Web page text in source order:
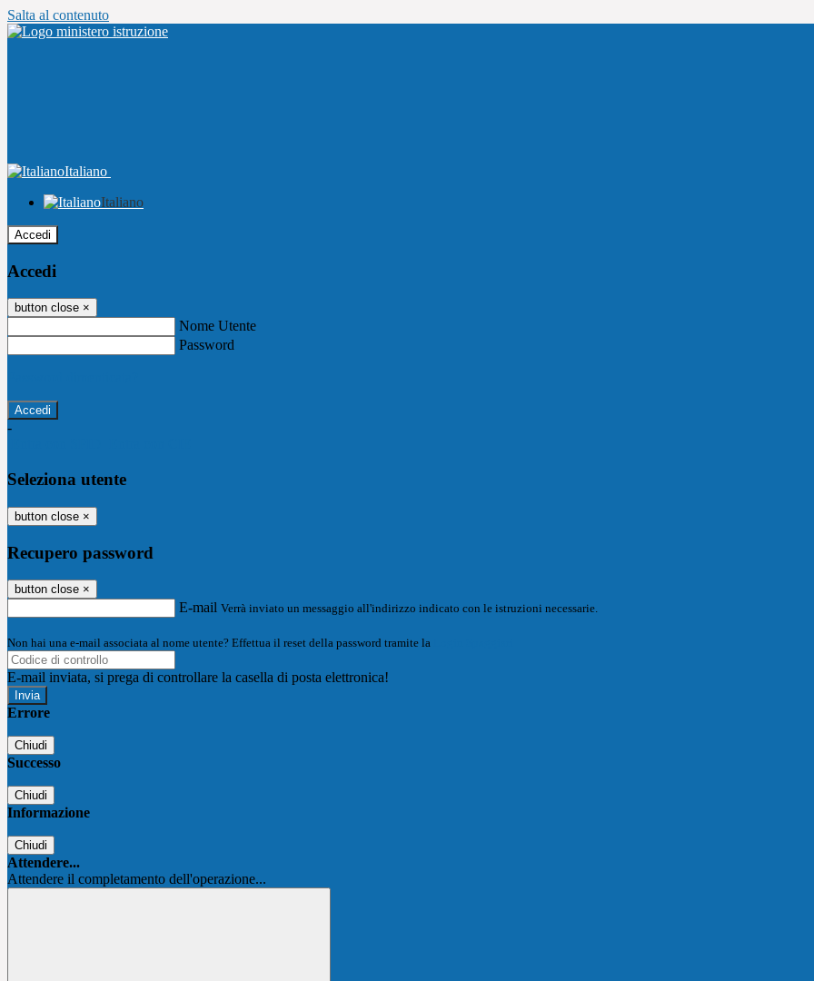
Salta al contenuto
Italiano
Italiano
Accedi
Accedi
button close ×
Nome Utente
Password
-
Seleziona utente
button close ×
Recupero password
button close ×
E-mail Verrà inviato un messaggio all'indirizzo indicato con le istruzioni necessarie.
Non hai una e-mail associata al nome utente? Effettua il reset della password tramite la
E-mail inviata, si prega di controllare la casella di posta elettronica!
Errore
Chiudi
Successo
Chiudi
Informazione
Chiudi
Attendere...
Attendere il completamento dell'operazione...